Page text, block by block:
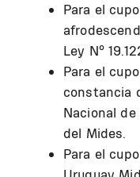
Para el
Ley Nº
Para el
constancia
Nacional
del Mides.
Para el